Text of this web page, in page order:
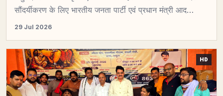
सौंदर्यीकरण के लिए भारतीय जनता पार्टी एवं प्रधान मंत्री आद…
29 Jul 2026